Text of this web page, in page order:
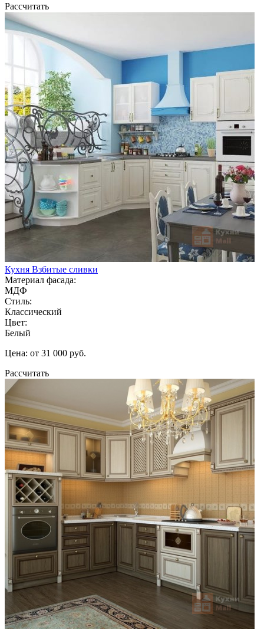
Рассчитать
Кухня Взбитые сливки
Материал фасада:
МДФ
Стиль:
Классический
Цвет:
Белый
Цена: от 31 000 руб.
Рассчитать